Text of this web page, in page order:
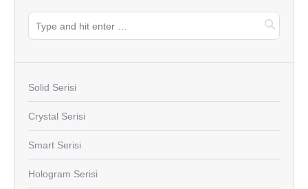
Solid Serisi
Crystal Serisi
Smart Serisi
Hologram Serisi